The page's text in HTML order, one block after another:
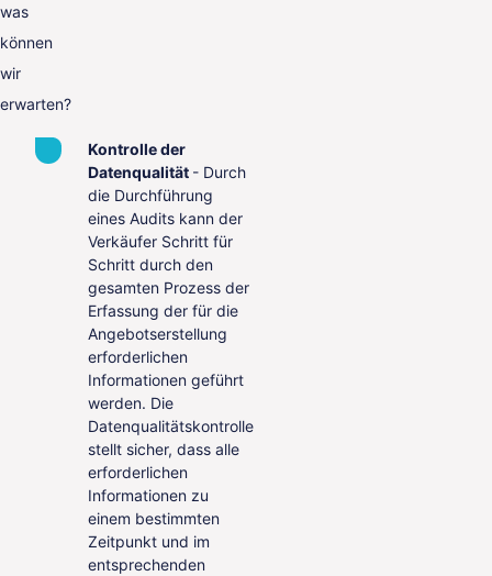
was
können
wir
erwarten?
Kontrolle der
Datenqualität - Durch
die Durchführung
eines Audits kann der
Verkäufer Schritt für
Schritt durch den
gesamten Prozess der
Erfassung der für die
Angebotserstellung
erforderlichen
Informationen geführt
werden. Die
Datenqualitätskontrolle
stellt sicher, dass alle
erforderlichen
Informationen zu
einem bestimmten
Zeitpunkt und im
entsprechenden